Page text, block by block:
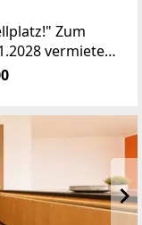
Zum
vermietete
des 12.
eignet